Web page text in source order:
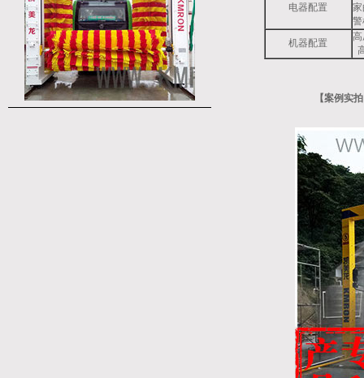
电器配置
机器配置
【案例实